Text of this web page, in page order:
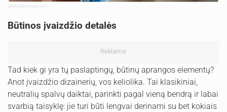
@Shutterstock.com
Būtinos įvaizdžio detalės
Reklama:
Tad kiek gi yra tų paslaptingų, būtinų aprangos elementų?
Anot įvaizdžio dizainerių, vos keliolika. Tai klasikiniai,
neutralių spalvų daiktai, parinkti pagal vieną bendrą ir labai
svarbią taisyklę: jie turi būti lengvai derinami su bet kokiais